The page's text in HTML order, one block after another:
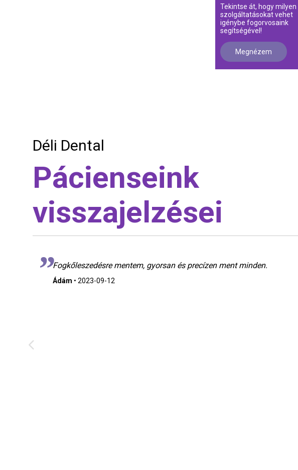
Tekintse át, hogy milyen
szolgáltatásokat vehet
igénybe fogorvosaink
segítségével!
Megnézem
Déli Dental
Pácienseink
visszajelzései
Fogkőleszedésre mentem, gyorsan és precízen ment minden.
Ádám •2023-09-12